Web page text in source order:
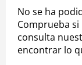
No se ha
Comprueba
consulta
encontrar lo